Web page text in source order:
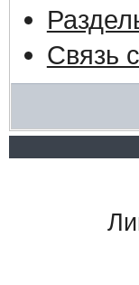
Связь